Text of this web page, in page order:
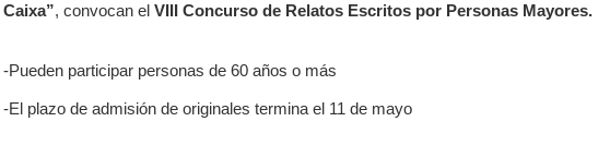
Caixa”, convocan el VIII Concurso de Relatos Escritos por Personas Mayores.
-Pueden participar personas de 60 años o más
-El plazo de admisión de originales termina el 11 de mayo